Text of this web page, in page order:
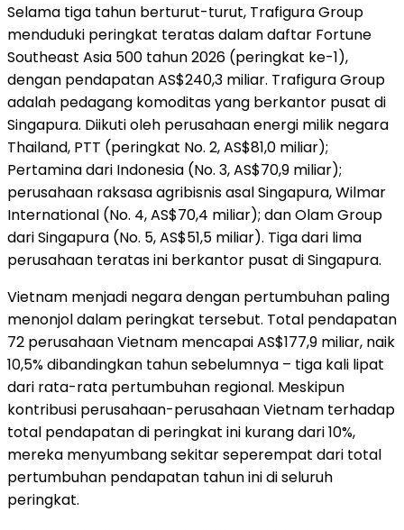
Selama tiga tahun berturut-turut, Trafigura Group
menduduki peringkat teratas dalam daftar Fortune
Southeast Asia 500 tahun 2026 (peringkat ke-1),
dengan pendapatan AS$240,3 miliar. Trafigura Group
adalah pedagang komoditas yang berkantor pusat di
Singapura. Diikuti oleh perusahaan energi milik negara
Thailand, PTT (peringkat No. 2, AS$81,0 miliar);
Pertamina dari Indonesia (No. 3, AS$70,9 miliar);
perusahaan raksasa agribisnis asal Singapura, Wilmar
International (No. 4, AS$70,4 miliar); dan Olam Group
dari Singapura (No. 5, AS$51,5 miliar). Tiga dari lima
perusahaan teratas ini berkantor pusat di Singapura.
Vietnam menjadi negara dengan pertumbuhan paling
menonjol dalam peringkat tersebut. Total pendapatan
72 perusahaan Vietnam mencapai AS$177,9 miliar, naik
10,5% dibandingkan tahun sebelumnya – tiga kali lipat
dari rata-rata pertumbuhan regional. Meskipun
kontribusi perusahaan-perusahaan Vietnam terhadap
total pendapatan di peringkat ini kurang dari 10%,
mereka menyumbang sekitar seperempat dari total
pertumbuhan pendapatan tahun ini di seluruh
peringkat.